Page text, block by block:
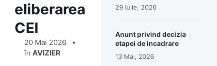
eliberarea
CEI
20 Mai 2026
în AVIZIER
29 Iulie, 2026
Anunt privind decizia
etapei de incadrare
13 Mai, 2026